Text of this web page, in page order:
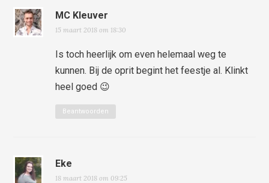
MC Kleuver
15 maart 2018 om 18:30
Is toch heerlijk om even helemaal weg te
kunnen. Bij de oprit begint het feestje al. Klinkt
heel goed 😉
Beantwoorden
Eke
18 maart 2018 om 09:25